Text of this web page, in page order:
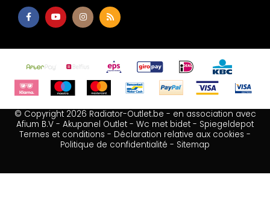
© Copyright 2026 Radiator-Outlet.be - en association avec
Afium B.V - Akupanel Outlet - Wc met bidet - Spiegeldepot
Termes et conditions - Déclaration relative aux cookies -
Politique de confidentialité - Sitemap